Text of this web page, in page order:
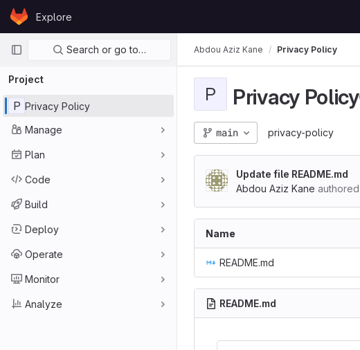
Skip to content
GitLabExplore
Primary navigation
Search or go to…
Project
P Privacy Policy
Manage
Plan
Code
Build
Deploy
Operate
Monitor
Analyze
Abdou Aziz Kane Privacy Policy
P Privacy Policy
main privacy-policy
Update file README.md
Abdou Aziz Kane authored
Name
README.md
README.md